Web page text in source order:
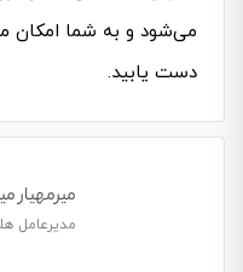
می‌شود و به شما امکان
دست یابید.
میرمهیار
مدیرعامل